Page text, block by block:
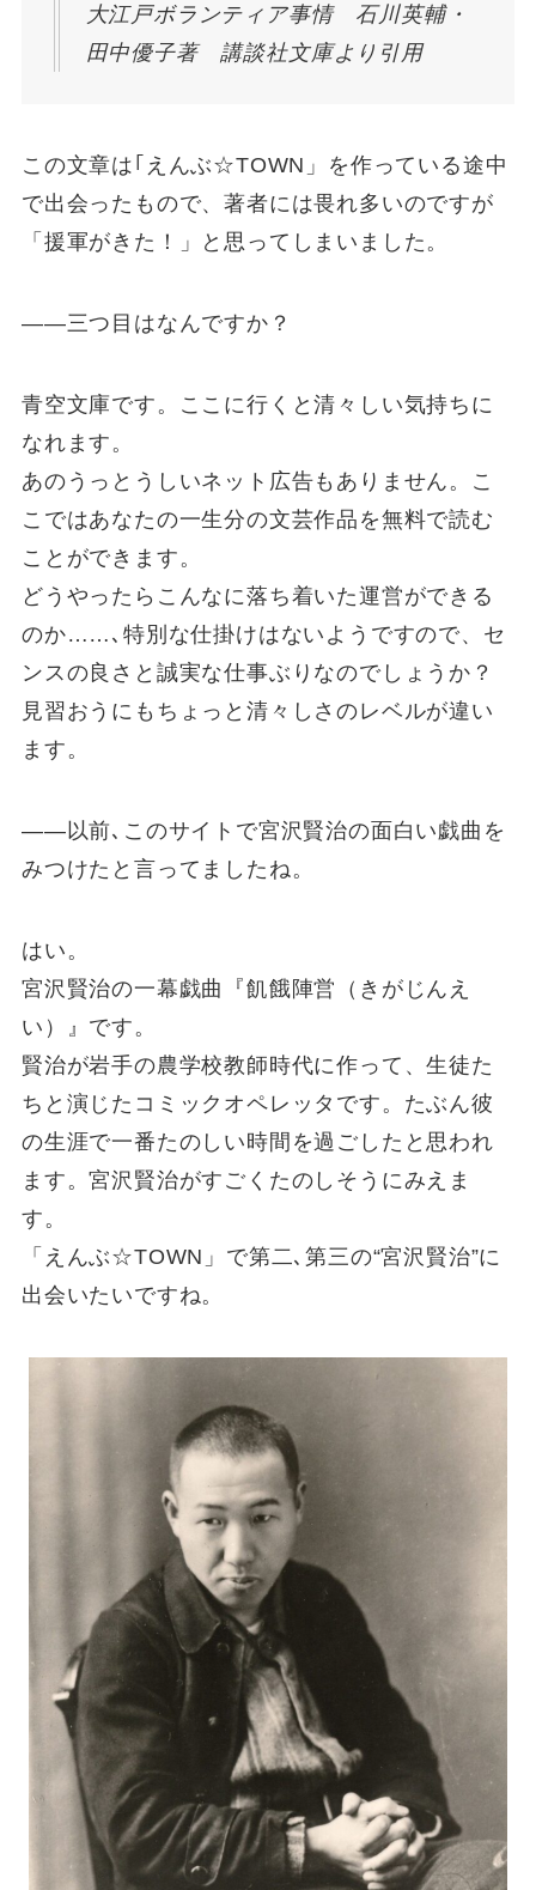
大江戸ボランティア事情 石川英輔・
田中優子著 講談社文庫より引用
この文章は｢えんぶ☆TOWN」を作っている途中
で出会ったもので、著者には畏れ多いのですが
「援軍がきた！」と思ってしまいました。
――三つ目はなんですか？
青空文庫です。ここに行くと清々しい気持ちに
なれます。
あのうっとうしいネット広告もありません。こ
こではあなたの一生分の文芸作品を無料で読む
ことができます。
どうやったらこんなに落ち着いた運営ができる
のか……､特別な仕掛けはないようですので、セ
ンスの良さと誠実な仕事ぶりなのでしょうか？
見習おうにもちょっと清々しさのレベルが違い
ます。
――以前､このサイトで宮沢賢治の面白い戯曲を
みつけたと言ってましたね。
はい。
宮沢賢治の一幕戯曲『飢餓陣営（きがじんえ
い）』です。
賢治が岩手の農学校教師時代に作って、生徒た
ちと演じたコミックオペレッタです。たぶん彼
の生涯で一番たのしい時間を過ごしたと思われ
ます。宮沢賢治がすごくたのしそうにみえま
す。
「えんぶ☆TOWN」で第二､第三の“宮沢賢治”に
出会いたいですね。